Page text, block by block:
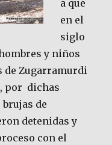
a que
en el
siglo
y niños
de Zugarramurdi
por dichas
de
detenidas y
con el